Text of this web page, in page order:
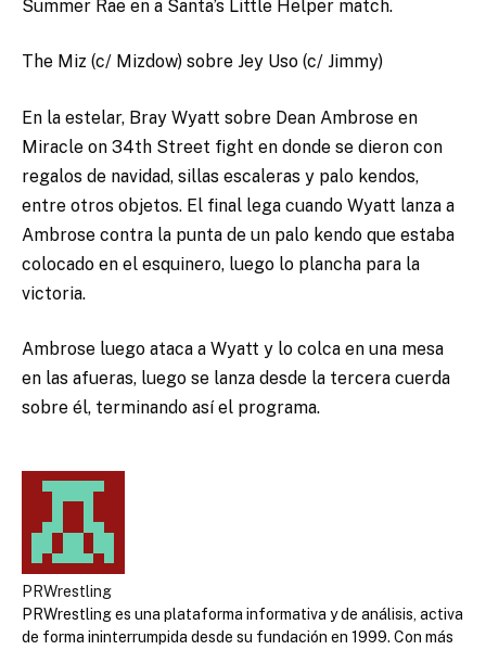
Summer Rae en a Santa’s Little Helper match.
The Miz (c/ Mizdow) sobre Jey Uso (c/ Jimmy)
En la estelar, Bray Wyatt sobre Dean Ambrose en
Miracle on 34th Street fight en donde se dieron con
regalos de navidad, sillas escaleras y palo kendos,
entre otros objetos. El final lega cuando Wyatt lanza a
Ambrose contra la punta de un palo kendo que estaba
colocado en el esquinero, luego lo plancha para la
victoria.
Ambrose luego ataca a Wyatt y lo colca en una mesa
en las afueras, luego se lanza desde la tercera cuerda
sobre él, terminando así el programa.
PRWrestling
PRWrestling es una plataforma informativa y de análisis, activa
de forma ininterrumpida desde su fundación en 1999. Con más